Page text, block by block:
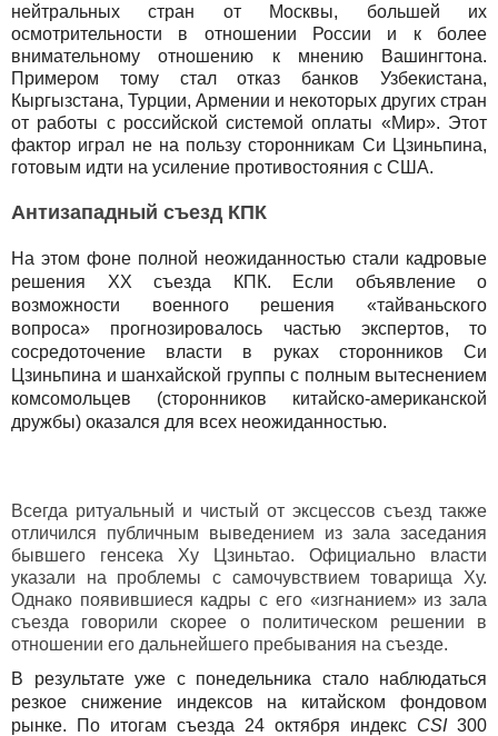
нейтральных стран от Москвы, большей их
осмотрительности в отношении России и к более
внимательному отношению к мнению Вашингтона.
Примером тому стал отказ банков Узбекистана,
Кыргызстана, Турции, Армении и некоторых других стран
от работы с российской системой оплаты «Мир». Этот
фактор играл не на пользу сторонникам Си Цзиньпина,
готовым идти на усиление противостояния с США.
Антизападный съезд КПК
На этом фоне полной неожиданностью стали кадровые
решения ХХ съезда КПК. Если объявление о
возможности военного решения «тайваньского
вопроса» прогнозировалось частью экспертов, то
сосредоточение власти в руках сторонников Си
Цзиньпина и шанхайской группы с полным вытеснением
комсомольцев (сторонников китайско-американской
дружбы) оказался для всех неожиданностью.
Всегда ритуальный и чистый от эксцессов съезд также
отличился публичным выведением из зала заседания
бывшего генсека Ху Цзиньтао. Официально власти
указали на проблемы с самочувствием товарища Ху.
Однако появившиеся кадры с его «изгнанием» из зала
съезда говорили скорее о политическом решении в
отношении его дальнейшего пребывания на съезде.
В результате уже с понедельника стало наблюдаться
резкое снижение индексов на китайском фондовом
рынке. По итогам съезда 24 октября индекс CSI300